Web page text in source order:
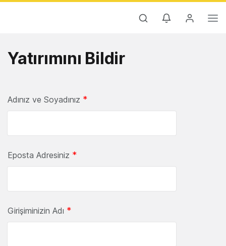
Yatırımını Bildir
Adınız ve Soyadınız *
Eposta Adresiniz *
Girişiminizin Adı *